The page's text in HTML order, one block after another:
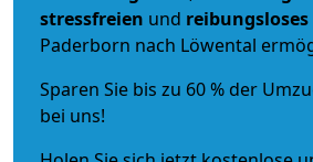
stressfreien und reibungsloses
Paderborn nach Löwental
Sparen Sie bis zu 60 % der
bei uns!